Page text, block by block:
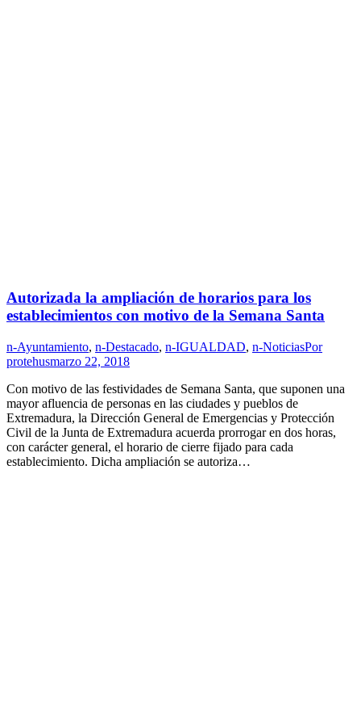
Autorizada la ampliación de horarios para los
establecimientos con motivo de la Semana Santa
n-Ayuntamiento, n-Destacado, n-IGUALDAD, n-NoticiasPor
protehusmarzo 22, 2018
Con motivo de las festividades de Semana Santa, que suponen una
mayor afluencia de personas en las ciudades y pueblos de
Extremadura, la Dirección General de Emergencias y Protección
Civil de la Junta de Extremadura acuerda prorrogar en dos horas,
con carácter general, el horario de cierre fijado para cada
establecimiento. Dicha ampliación se autoriza…